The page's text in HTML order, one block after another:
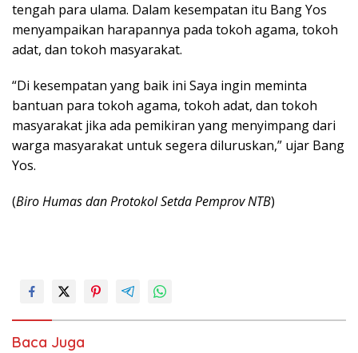
tengah para ulama. Dalam kesempatan itu Bang Yos
menyampaikan harapannya pada tokoh agama, tokoh
adat, dan tokoh masyarakat.
“Di kesempatan yang baik ini Saya ingin meminta
bantuan para tokoh agama, tokoh adat, dan tokoh
masyarakat jika ada pemikiran yang menyimpang dari
warga masyarakat untuk segera diluruskan,” ujar Bang
Yos.
(Biro Humas dan Protokol Setda Pemprov NTB)
Baca Juga